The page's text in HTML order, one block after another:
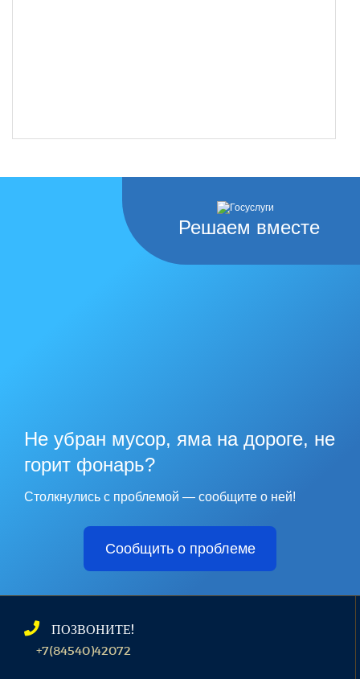
Решаем вместе
Не убран мусор, яма на дороге, не
горит фонарь?
Столкнулись с проблемой — сообщите о ней!
Сообщить о проблеме
ПОЗВОНИТЕ!
+7(84540)42072